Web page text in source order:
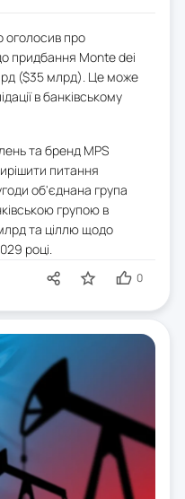
оголосив про
придбання Monte dei
($35 млрд). Це може
в банківському
та бренд MPS
питання
об'єднана група
групою в
та ціллю щодо
році.
0